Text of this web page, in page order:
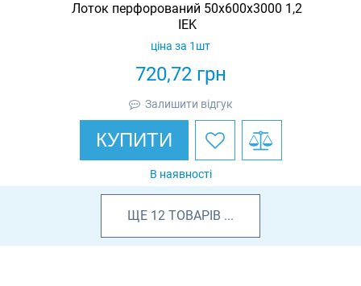
Лоток перфорований 50х600х3000 1,2
IEK
720,72грн
ціна за 1шт
Залишити відгук
КУПИТИ
В наявності
ЩЕ 12 ТОВАРІВ ...